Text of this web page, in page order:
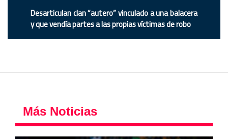
Desarticulan clan “autero” vinculado a una balacera
y que vendía partes a las propias víctimas de robo
Más Noticias